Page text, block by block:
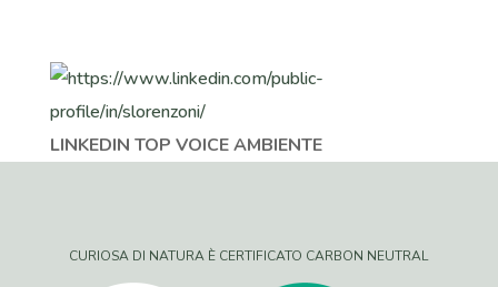
LINKEDIN TOP VOICE AMBIENTE
CURIOSA DI NATURA È CERTIFICATO CARBON NEUTRAL